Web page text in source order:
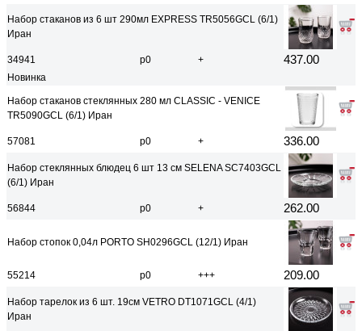
Набор стаканов из 6 шт 290мл EXPRESS TR5056GCL (6/1)
Иран
34941 р0 + 437.00
Новинка
Набор стаканов стеклянных 280 мл CLASSIC - VENICE
TR5090GCL (6/1) Иран
57081 р0 + 336.00
Набор стеклянных блюдец 6 шт 13 см SELENA SC7403GCL
(6/1) Иран
56844 р0 + 262.00
Набор стопок 0,04л PORTO SH0296GCL (12/1) Иран
55214 р0 +++ 209.00
Набор тарелок из 6 шт. 19см VETRO DT1071GCL (4/1)
Иран